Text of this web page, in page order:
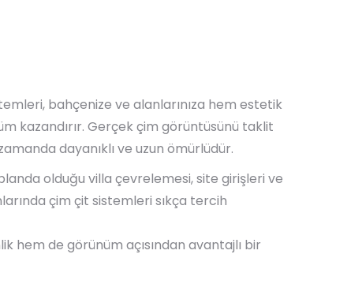
bahçenize ve alanlarınıza hem estetik
kazandırır. Gerçek çim görüntüsünü taklit
dayanıklı ve uzun ömürlüdür.
olduğu villa çevrelemesi, site girişleri ve
çim çit sistemleri sıkça tercih
hem de görünüm açısından avantajlı bir